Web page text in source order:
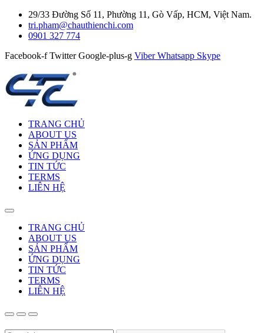
29/33 Đường Số 11, Phường 11, Gò Vấp, HCM, Việt Nam.
tri.pham@chauthienchi.com
0901 327 774
Facebook-f Twitter Google-plus-g Viber Whatsapp Skype
TRANG CHỦ
ABOUT US
SẢN PHẨM
ỨNG DỤNG
TIN TỨC
TERMS
LIÊN HỆ
TRANG CHỦ
ABOUT US
SẢN PHẨM
ỨNG DỤNG
TIN TỨC
TERMS
LIÊN HỆ